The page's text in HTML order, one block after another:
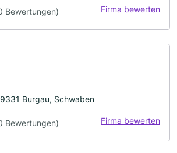
Bewertungen) Firma bewerten
Burgau, Schwaben
Bewertungen) Firma bewerten